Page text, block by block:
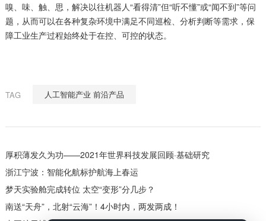
嗅、味、触、思，解决以往机器人“看得清”但“听不懂”或“闻不到”等问
题，从而可以在各种复杂环境中满足不同巡检、分析判断等需求，保
障工业生产过程始终处于在控、可控的状态。
TAG 人工智能产业 前沿产品
厚积薄发久为功——2021年世界科技发展回顾·基础研究
浙江宁波：智能化航标护航海上春运
梦天实验舱完成转位 太空“变形”分几步？
南送“天舟”，北射“云海”！4小时内，两发两成！